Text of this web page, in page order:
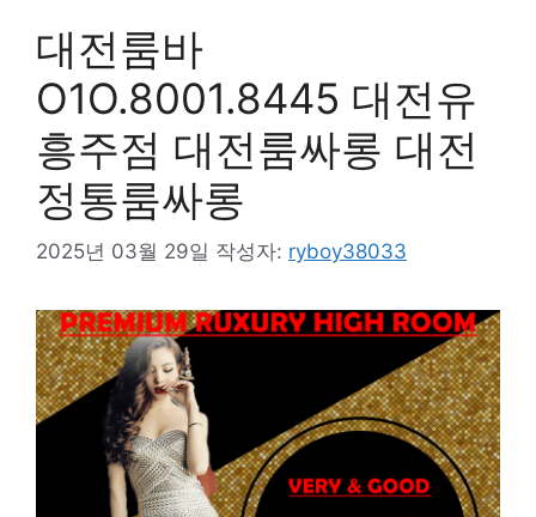
대전룸바
O1O.8001.8445 대전유
흥주점 대전룸싸롱 대전
정통룸싸롱
2025년 03월 29일 작성자: ryboy38033